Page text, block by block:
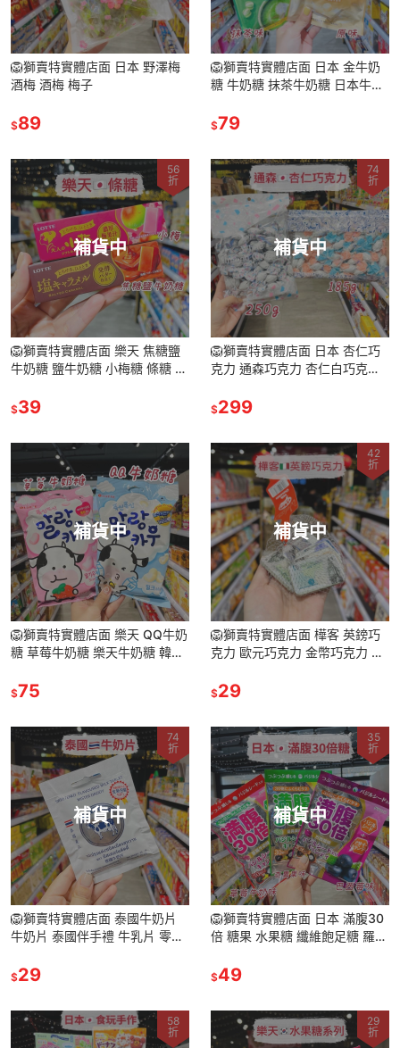
🦁獅賣特實體店面 日本 野澤梅
酒梅 酒梅 梅子
$89
🦁獅賣特實體店面 日本 金牛奶
糖 牛奶糖 抹茶牛奶糖 日本牛奶
$79
補貨中
56
折
🦁獅賣特實體店面 樂天 焦糖鹽
牛奶糖 鹽牛奶糖 小梅糖 條糖 樂
$39
補貨中
74
折
🦁獅賣特實體店面 日本 杏仁巧
克力 通森巧克力 杏仁白巧克力
$299
補貨中
🦁獅賣特實體店面 樂天 QQ牛奶
糖 草莓牛奶糖 樂天牛奶糖 韓國
$75
補貨中
42
折
🦁獅賣特實體店面 樺客 英鎊巧
克力 歐元巧克力 金幣巧克力 巧
點心 零食
$29
補貨中
74
折
🦁獅賣特實體店面 泰國牛奶片
牛奶片 泰國伴手禮 牛乳片 零食
$29
補貨中
35
折
🦁獅賣特實體店面 日本 滿腹30
倍 糖果 水果糖 纖維飽足糖 羅勒
$49
58
折
29
折